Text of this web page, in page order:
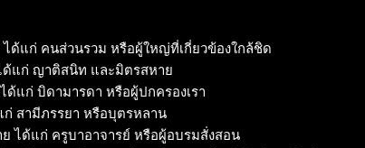
ด้แก่ คนส่วนรวม หรือผู้ใหญ่ที่เกี่ยวข้องใกล้ชิด
ด้แก่ ญาติสนิท และมิตรสหาย
แก่ บิดามารดา หรือผู้ปกครองเรา
สามีภรรยา หรือบุตรหลาน
ได้แก่ ครูบาอาจารย์ หรือผู้อบรมสั่งสอน